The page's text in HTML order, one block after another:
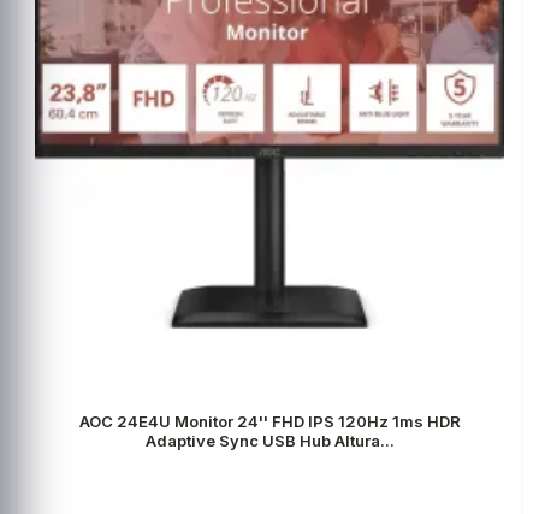
AOC 24E4U Monitor 24'' FHD IPS 120Hz 1ms HDR
Adaptive Sync USB Hub Altura...